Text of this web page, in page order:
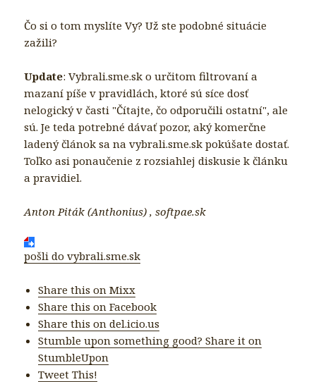
Čo si o tom myslíte Vy? Už ste podobné situácie
zažili?
Update: Vybrali.sme.sk o určitom filtrovaní a
mazaní píše v pravidlách, ktoré sú síce dosť
nelogický v časti "Čítajte, čo odporučili ostatní", ale
sú. Je teda potrebné dávať pozor, aký komerčne
ladený článok sa na vybrali.sme.sk pokúšate dostať.
Toľko asi ponaučenie z rozsiahlej diskusie k článku
a pravidiel.
Anton Piták (Anthonius) , softpae.sk
pošli do vybrali.sme.sk
Share this on Mixx
Share this on Facebook
Share this on del.icio.us
Stumble upon something good? Share it on
StumbleUpon
Tweet This!